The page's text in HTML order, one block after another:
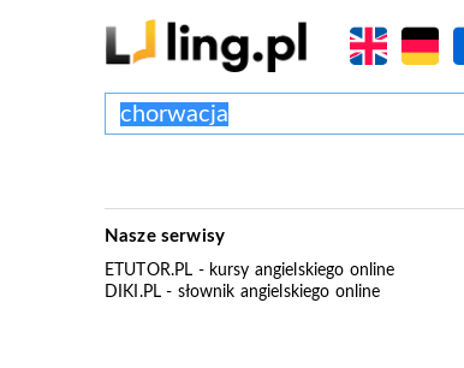
Nasze serwisy
ETUTOR.PL - kursy angielskiego online
DIKI.PL - słownik angielskiego online